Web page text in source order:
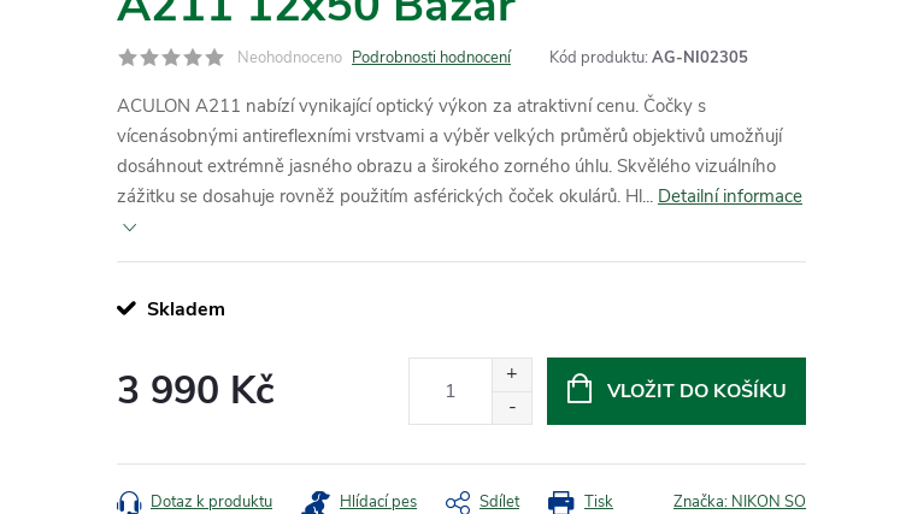
Neohodnoceno Podrobnosti hodnocení Kód produktu: AG-NI02305
ACULON A211 nabízí vynikající optický výkon za atraktivní cenu. Čočky s
vícenásobnými antireflexními vrstvami a výběr velkých průměrů objektivů umožňují
dosáhnout extrémně jasného obrazu a širokého zorného úhlu. Skvělého vizuálního
zážitku se dosahuje rovněž použitím asférických čoček okulárů. Hl... Detailní informace
Skladem
3 990 Kč VLOŽIT DO KOŠÍKU
Tisk
Dotaz k produktu Hlídací pes Sdílet Značka: NIKON SO